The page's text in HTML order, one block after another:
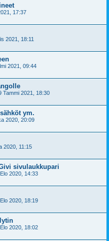
17:37
2021, 18:11
2021, 09:44
Tammi 2021, 18:30
ym.
2020, 20:09
2020, 11:15
sivulaukkupari
2020, 14:33
2020, 18:19
2020, 18:02